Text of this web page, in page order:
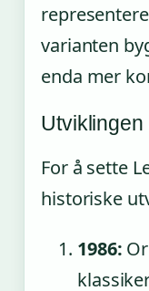
varianten
enda mer
For å sette
historiske
1986: